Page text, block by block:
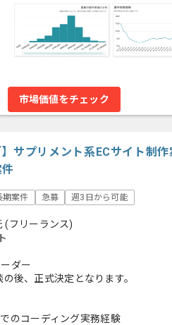
市場価値をチェック
サプリメント系ECサイト制
期案件 急募 週3日から可能
(フリーランス)
ダー
後、正式決定となります。
のコーディング実務経験